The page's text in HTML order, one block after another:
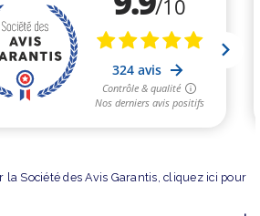
Société des Avis Garantis, cliquez ici pour